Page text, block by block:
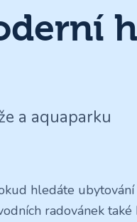
a aquaparku
hledáte
radovánek